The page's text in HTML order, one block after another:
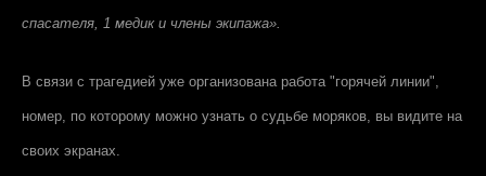
спасателя, 1 медик и члены экипажа».
В связи с трагедией уже организована работа "горячей линии",
номер, по которому можно узнать о судьбе моряков, вы видите на
своих экранах.